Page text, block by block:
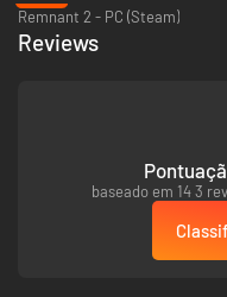
Remnant 2 - PC (Steam)
Reviews
baseado em 14 3